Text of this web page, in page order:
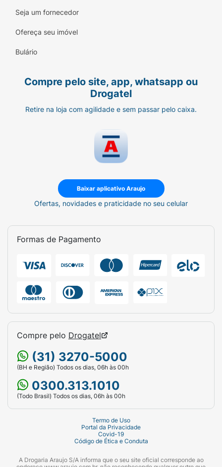
Seja um fornecedor
Ofereça seu imóvel
Bulário
Compre pelo site, app, whatsapp ou
Drogatel
Retire na loja com agilidade e sem passar pelo caixa.
Baixar aplicativo Araujo
Ofertas, novidades e praticidade no seu celular
Formas de Pagamento
Compre pelo Drogatel
(31) 3270-5000
(BH e Região) Todos os dias, 06h às 00h
0300.313.1010
(Todo Brasil) Todos os dias, 06h às 00h
Termo de Uso
Portal da Privacidade
Covid-19
Código de Ética e Conduta
A Drogaria Araujo S/A informa que o seu site oficial corresponde ao